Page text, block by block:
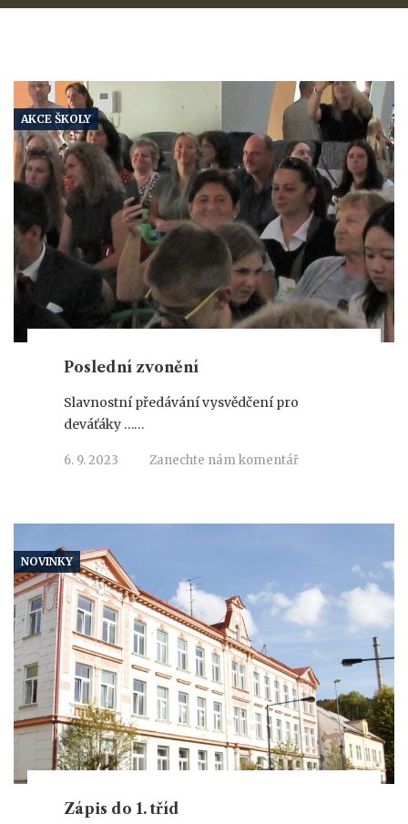
AKCE ŠKOLY
Poslední zvonění
Slavnostní předávání vysvědčení pro
deváťáky ……
6. 9. 2023 Zanechte nám komentář
NOVINKY
Zápis do 1. tříd